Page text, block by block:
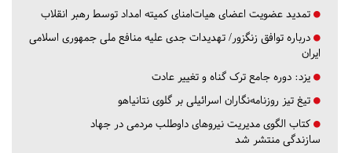
تمدید عضویت اعضای هیات‌امنای کمیته امداد توسط رهبر انقلاب
درباره توافق زنگزور/ تهدیدات جدی علیه منافع ملی جمهوری اسلامی
ایران
یزد: دوره جامع ترک گناه و تغییر عادت
تیغ تیز روزنامه‌نگاران اسرائیلی بر گلوی نتانیاهو
کتاب الگوی مدیریت نیروهای داوطلب مردمی در جهاد
سازندگی منتشر شد